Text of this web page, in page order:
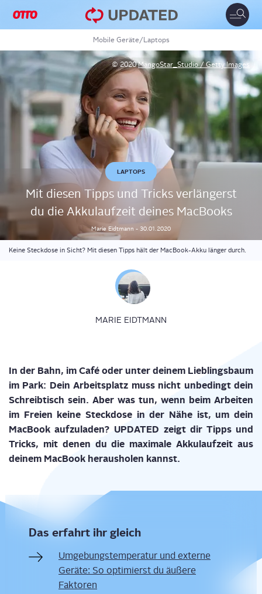
Toggle
Mobile Geräte/Laptops
© 2020MangoStar_Studio / Getty Images
LAPTOPS
Mit die­sen Tipps und Tricks ver­län­gerst
du die Akku­lauf­zeit dei­nes MacBooks
Marie Eidtmann - 30.01.2020
Keine Steckdose in Sicht? Mit diesen Tipps hält der MacBook-Akku länger durch.
MARIE EIDTMANN
In der Bahn, im Café oder unter dei­nem Lieb­lings­baum
im Park: Dein Arbeits­platz muss nicht unbe­dingtdein
Schreib­tisch sein. Aber was tun, wenn beim Arbei­ten
im Frei­en kei­ne Steck­do­se in der Nähe ist, um dein
Mac­Book auf­zu­la­den? UPDATED zeigt dirTipps und
Tricks, mit denen du die maxi­ma­le Akku­lauf­zeit aus
dei­nem Mac­Book heraus­ho­len kannst.
Das erfahrt ihr gleich
Umge­bungs­tem­pe­ra­tur und exter­ne
Gerä­te: So opti­mierst du äuße­re
Faktoren